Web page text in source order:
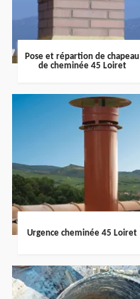
Pose et répartion de chapeau
de cheminée 45 Loiret
Urgence cheminée 45 Loiret